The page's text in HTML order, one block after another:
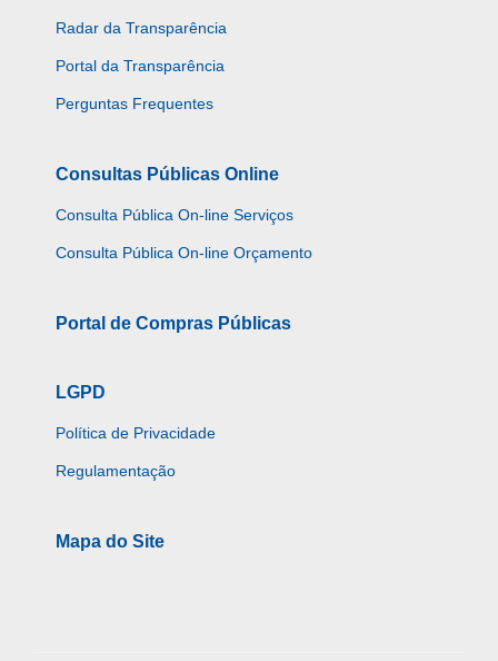
Radar da Transparência
Portal da Transparência
Perguntas Frequentes
Consultas Públicas Online
Consulta Pública On-line Serviços
Consulta Pública On-line Orçamento
Portal de Compras Públicas
LGPD
Política de Privacidade
Regulamentação
Mapa do Site